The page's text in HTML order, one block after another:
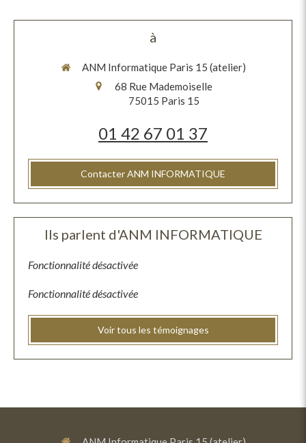
à
ANM Informatique Paris 15 (atelier)
68 Rue Mademoiselle
75015 Paris 15
01 42 67 01 37
Contacter ANM INFORMATIQUE
Ils parlent d'ANM INFORMATIQUE
Fonctionnalité désactivée
Fonctionnalité désactivée
Voir tous les témoignages